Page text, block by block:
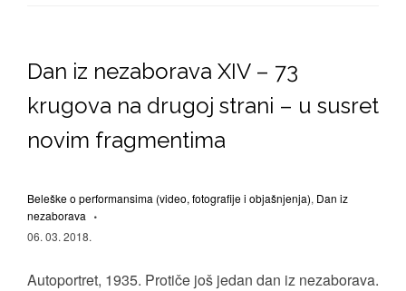
Dan iz nezaborava XIV – 73
krugova na drugoj strani – u susret
novim fragmentima
Beleške o performansima (video, fotografije i objašnjenja), Dan iz
nezaborava
06. 03. 2018.
Autoportret, 1935. Protiče još jedan dan iz nezaborava.